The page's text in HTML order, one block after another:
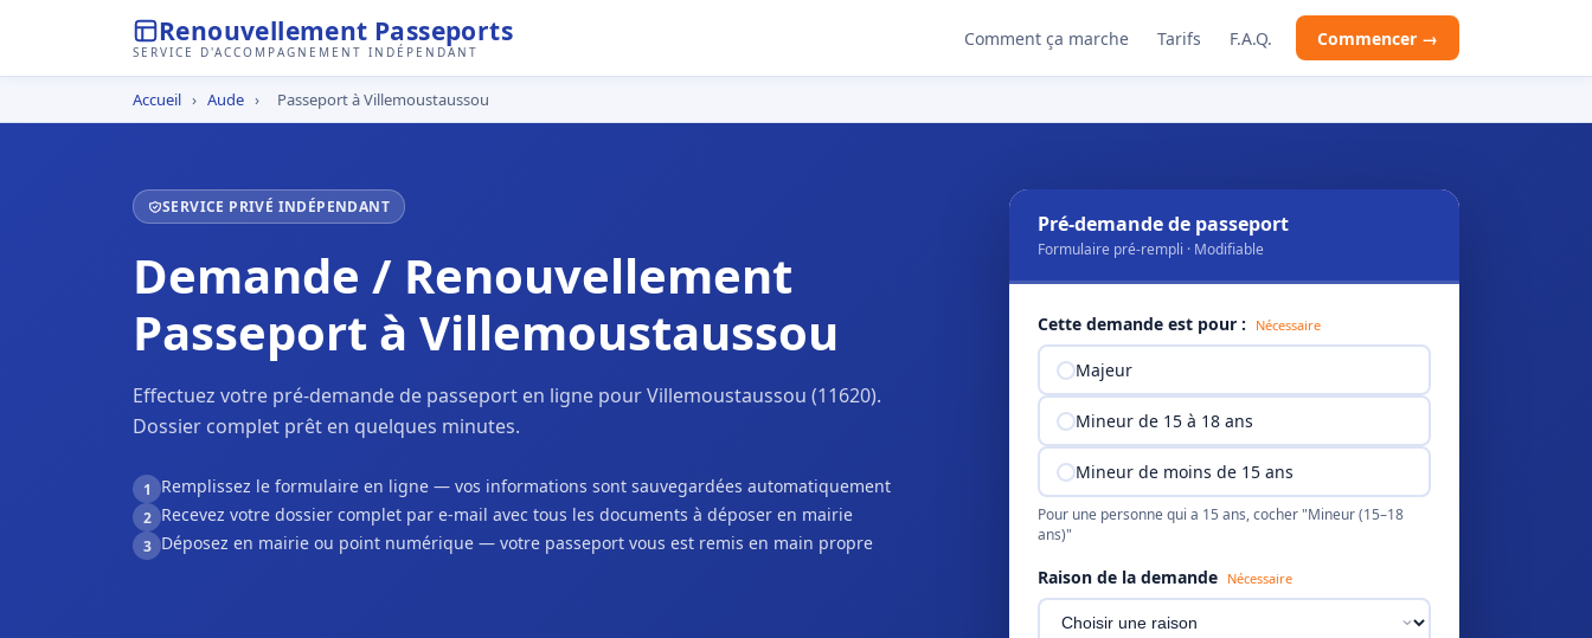
Renouvellement Passeports
SERVICE D'ACCOMPAGNEMENT INDÉPENDANT
Comment ça marche Tarifs F.A.Q. Commencer →
Accueil › Aude › Passeport à Villemoustaussou
SERVICE PRIVÉ INDÉPENDANT
Demande / Renouvellement
Passeport à Villemoustaussou
Effectuez votre pré-demande de passeport en ligne pour Villemoustaussou (11620).
Dossier complet prêt en quelques minutes.
1 Remplissez le formulaire en ligne — vos informations sont sauvegardées automatiquement
2 Recevez votre dossier complet par e-mail avec tous les documents à déposer en mairie
3 Déposez en mairie ou point numérique — votre passeport vous est remis en main propre
Pré-demande de passeport
Formulaire pré-rempli · Modifiable
Cette demande est pour : Nécessaire
Majeur
Mineur de 15 à 18 ans
Mineur de moins de 15 ans
Pour une personne qui a 15 ans, cocher "Mineur (15–18
ans)"
Raison de la demande Nécessaire